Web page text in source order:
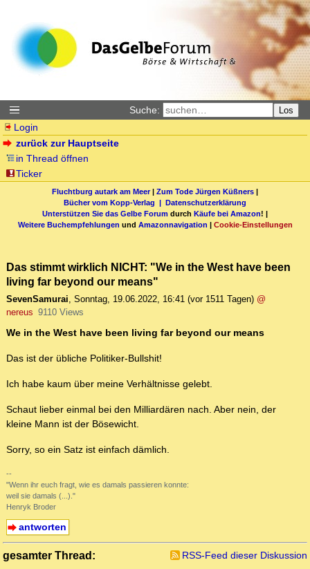
Suche: Los
Login
zurück zur Hauptseite
in Thread öffnen
Ticker
Fluchtburg autark am Meer| Zum Tode Jürgen Küßners |
Bücher vom Kopp-Verlag | Datenschutzerklärung
Unterstützen Sie das Gelbe Forum durch Käufe bei Amazon! |
Weitere Buchempfehlungen und Amazonnavigation | Cookie-Einstellungen
Das stimmt wirklich NICHT: "We in the West have been
living far beyond our means"
SevenSamurai, Sonntag, 19.06.2022, 16:41 (vor 1511 Tagen) @
nereus 9110 Views
We in the West have been living far beyond our means
Das ist der übliche Politiker-Bullshit!
Ich habe kaum über meine Verhältnisse gelebt.
Schaut lieber einmal bei den Milliardären nach. Aber nein, der
kleine Mann ist der Bösewicht.
Sorry, so ein Satz ist einfach dämlich.
--
"Wenn ihr euch fragt, wie es damals passieren konnte:
weil sie damals (...)."
Henryk Broder
antworten
gesamter Thread:
RSS-Feed dieser Diskussion